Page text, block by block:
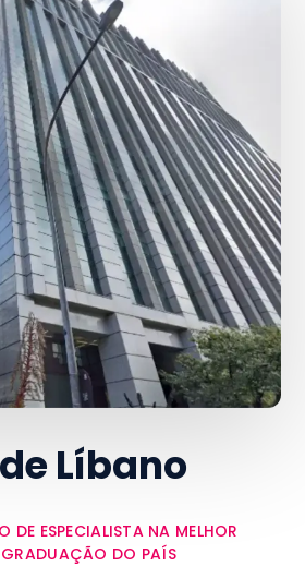
Líbano
DE ESPECIALISTA NA MELHOR
DO PAÍS